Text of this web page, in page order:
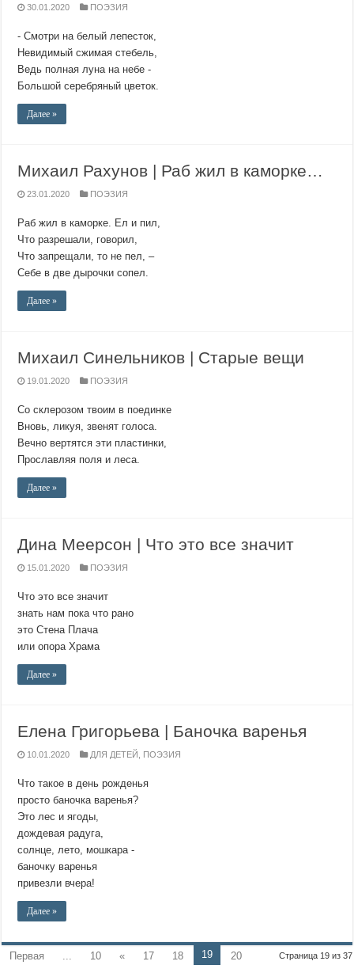
30.01.2020 ПОЭЗИЯ
- Смотри на белый лепесток,
Невидимый сжимая стебель,
Ведь полная луна на небе -
Большой серебряный цветок.
Далее »
Михаил Рахунов | Раб жил в каморке…
23.01.2020 ПОЭЗИЯ
Раб жил в каморке. Ел и пил,
Что разрешали, говорил,
Что запрещали, то не пел, –
Себе в две дырочки сопел.
Далее »
Михаил Синельников | Старые вещи
19.01.2020 ПОЭЗИЯ
Со склерозом твоим в поединке
Вновь, ликуя, звенят голоса.
Вечно вертятся эти пластинки,
Прославляя поля и леса.
Далее »
Дина Меерсон | Что это все значит
15.01.2020 ПОЭЗИЯ
Что это все значит
знать нам пока что рано
это Стена Плача
или опора Храма
Далее »
Елена Григорьева | Баночка варенья
10.01.2020 ДЛЯ ДЕТЕЙ ПОЭЗИЯ
Что такое в день рожденья
просто баночка варенья?
Это лес и ягоды,
дождевая радуга,
солнце, лето, мошкара -
баночку варенья
привезли вчера!
Далее »
Страница 19 из 37
Первая 10 « 17 18 19
20